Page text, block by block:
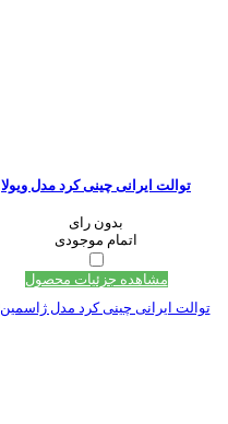
توالت ایرانی چینی کرد مدل ویولا
بدون رای
اتمام موجودی
مشاهده جزئیات محصول